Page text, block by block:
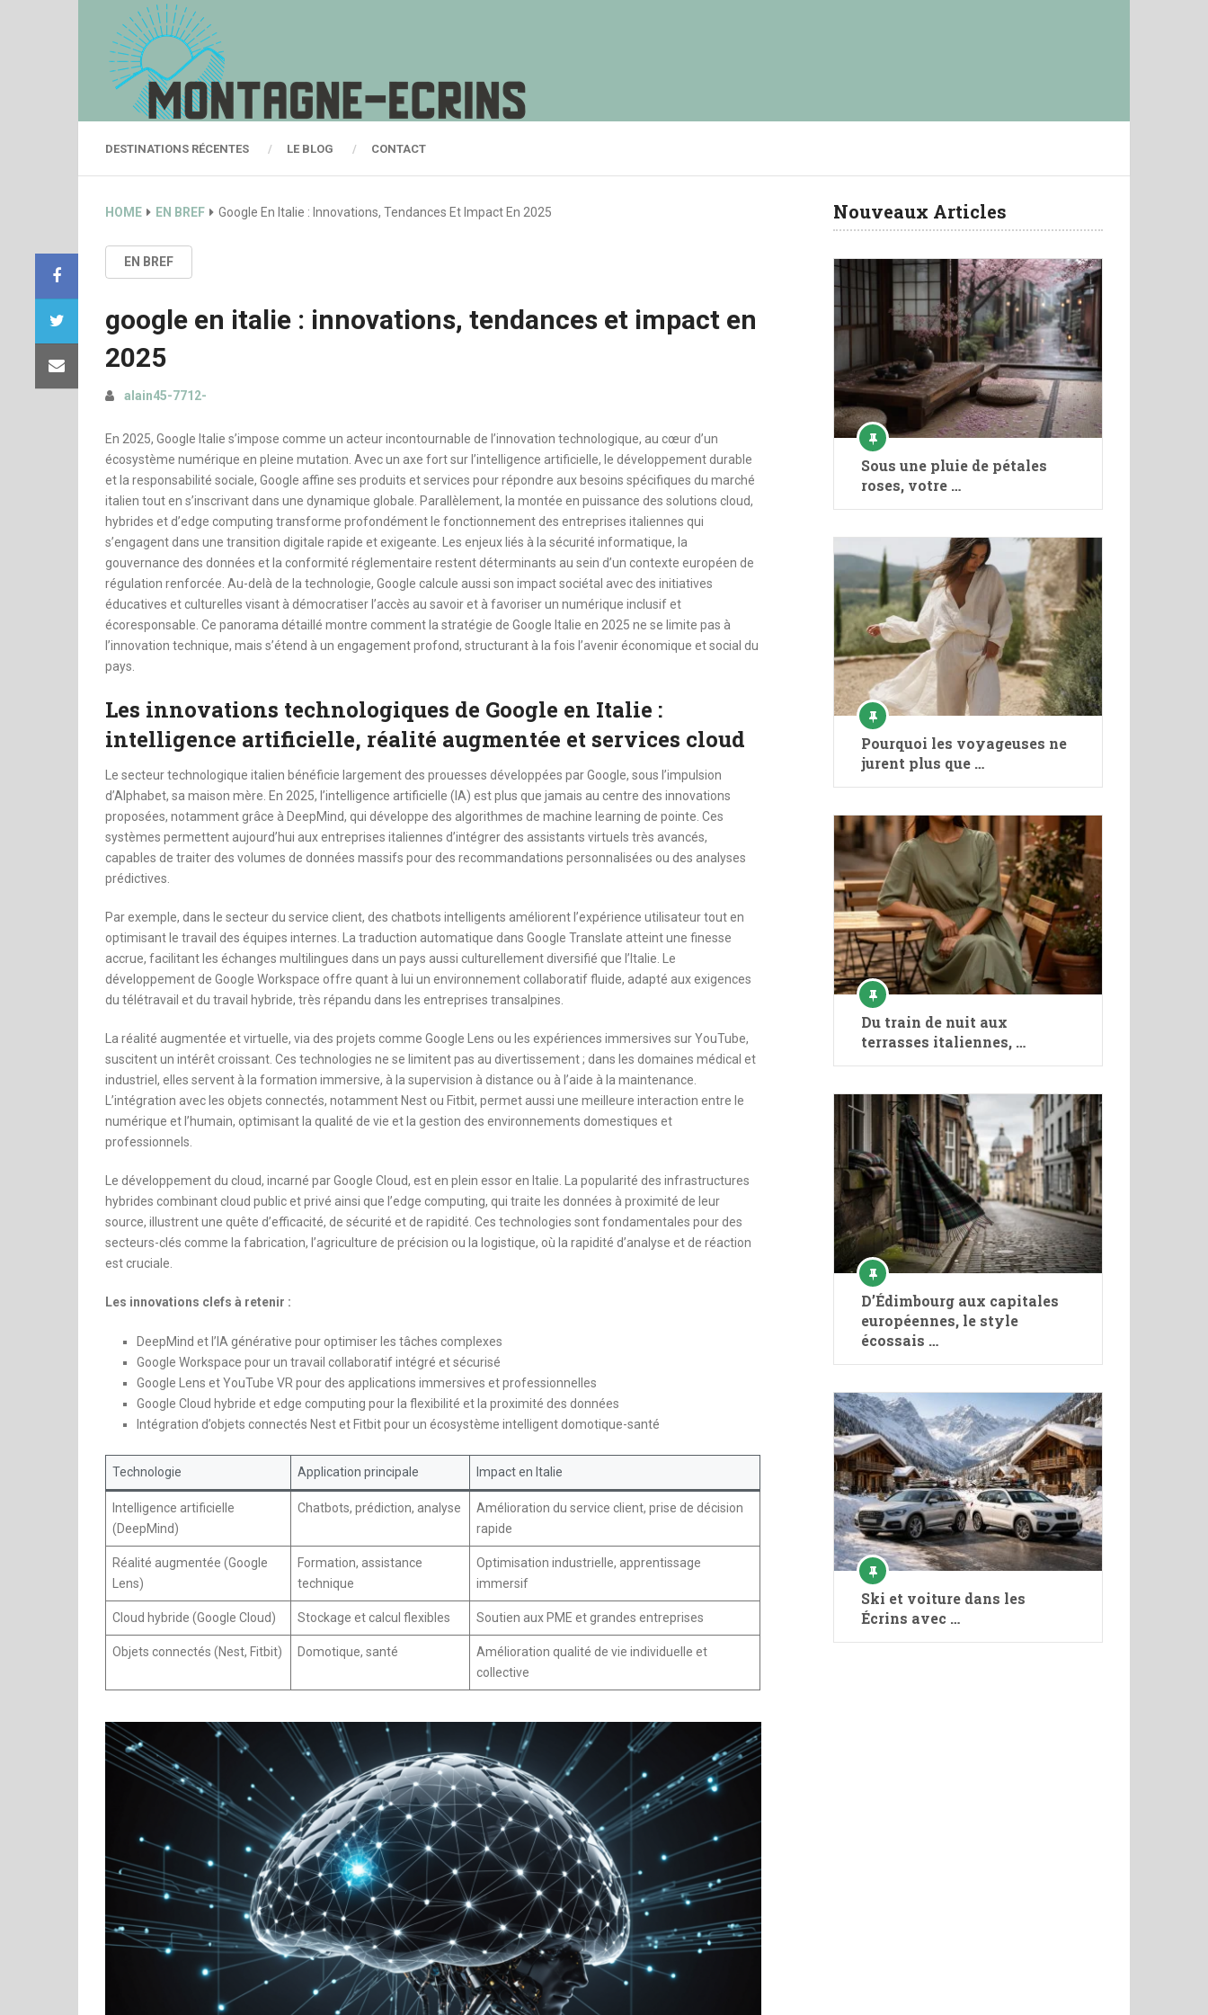
DESTINATIONS RÉCENTES LE BLOG CONTACT
HOME EN BREF Google En Italie : Innovations, Tendances Et Impact En 2025
EN BREF
google en italie : innovations, tendances et impact en
2025
alain45-7712-
En 2025, Google Italie s’impose comme un acteur incontournable de l’innovation technologique, au cœur d’un
écosystème numérique en pleine mutation. Avec un axe fort sur l’intelligence artificielle, le développement durable
et la responsabilité sociale, Google affine ses produits et services pour répondre aux besoins spécifiques du marché
italien tout en s’inscrivant dans une dynamique globale. Parallèlement, la montée en puissance des solutions cloud,
hybrides et d’edge computing transforme profondément le fonctionnement des entreprises italiennes qui
s’engagent dans une transition digitale rapide et exigeante. Les enjeux liés à la sécurité informatique, la
gouvernance des données et la conformité réglementaire restent déterminants au sein d’un contexte européen de
régulation renforcée. Au-delà de la technologie, Google calcule aussi son impact sociétal avec des initiatives
éducatives et culturelles visant à démocratiser l’accès au savoir et à favoriser un numérique inclusif et
écoresponsable. Ce panorama détaillé montre comment la stratégie de Google Italie en 2025 ne se limite pas à
l’innovation technique, mais s’étend à un engagement profond, structurant à la fois l’avenir économique et social du
pays.
Les innovations technologiques de Google en Italie :
intelligence artificielle, réalité augmentée et services cloud
Le secteur technologique italien bénéficie largement des prouesses développées par Google, sous l’impulsion
d’Alphabet, sa maison mère. En 2025, l’intelligence artificielle (IA) est plus que jamais au centre des innovations
proposées, notamment grâce à DeepMind, qui développe des algorithmes de machine learning de pointe. Ces
systèmes permettent aujourd’hui aux entreprises italiennes d’intégrer des assistants virtuels très avancés,
capables de traiter des volumes de données massifs pour des recommandations personnalisées ou des analyses
prédictives.
Par exemple, dans le secteur du service client, des chatbots intelligents améliorent l’expérience utilisateur tout en
optimisant le travail des équipes internes. La traduction automatique dans Google Translate atteint une finesse
accrue, facilitant les échanges multilingues dans un pays aussi culturellement diversifié que l’Italie. Le
développement de Google Workspace offre quant à lui un environnement collaboratif fluide, adapté aux exigences
du télétravail et du travail hybride, très répandu dans les entreprises transalpines.
La réalité augmentée et virtuelle, via des projets comme Google Lens ou les expériences immersives sur YouTube,
suscitent un intérêt croissant. Ces technologies ne se limitent pas au divertissement ; dans les domaines médical et
industriel, elles servent à la formation immersive, à la supervision à distance ou à l’aide à la maintenance.
L’intégration avec les objets connectés, notamment Nest ou Fitbit, permet aussi une meilleure interaction entre le
numérique et l’humain, optimisant la qualité de vie et la gestion des environnements domestiques et
professionnels.
Le développement du cloud, incarné par Google Cloud, est en plein essor en Italie. La popularité des infrastructures
hybrides combinant cloud public et privé ainsi que l’edge computing, qui traite les données à proximité de leur
source, illustrent une quête d’efficacité, de sécurité et de rapidité. Ces technologies sont fondamentales pour des
secteurs-clés comme la fabrication, l’agriculture de précision ou la logistique, où la rapidité d’analyse et de réaction
est cruciale.
Les innovations clefs à retenir :
DeepMind et l’IA générative pour optimiser les tâches complexes
Google Workspace pour un travail collaboratif intégré et sécurisé
Google Lens et YouTube VR pour des applications immersives et professionnelles
Google Cloud hybride et edge computing pour la flexibilité et la proximité des données
Intégration d’objets connectés Nest et Fitbit pour un écosystème intelligent domotique-santé
Technologie Application principale Impact en Italie
Intelligence artificielle
(DeepMind)
Chatbots, prédiction, analyse
Amélioration du service client, prise de décision
rapide
Réalité augmentée (Google
Lens)
Formation, assistance
technique
Optimisation industrielle, apprentissage
immersif
Cloud hybride (Google Cloud) Stockage et calcul flexibles Soutien aux PME et grandes entreprises
Objets connectés (Nest, Fitbit) Domotique, santé
Amélioration qualité de vie individuelle et
collective
Nouveaux Articles
Sous une pluie de pétales
roses, votre …
Pourquoi les voyageuses ne
jurent plus que …
Du train de nuit aux
terrasses italiennes, …
D’Édimbourg aux capitales
européennes, le style
écossais …
Ski et voiture dans les
Écrins avec …